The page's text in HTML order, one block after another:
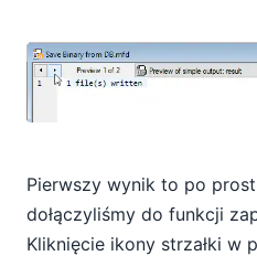
Pierwszy wynik to po
dołączyliśmy do funkcji
Kliknięcie ikony strzałki w